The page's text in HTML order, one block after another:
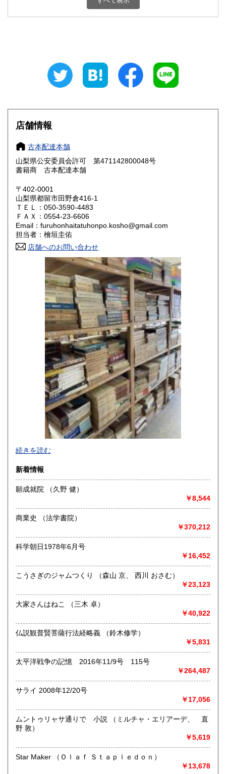
800円 三重県
大阪府
奈良県
鳥取県 800円 島根県
岡山県
山口県 800円
香川県 800円 愛媛県
高知県 800円
800円 長崎県
800円 大分県
800円 鹿児島県
1,500円
店舗情報
古本配達本舗
山梨県公安委員会許可 第471142800048号
書籍商 古本配達本舗
〒402-0001
山梨県都留市田野倉416-1
ＴＥＬ：050-3590-4483
ＦＡＸ：0554-23-6606
Email：furuhonhaitatuhonpo.kosho@gmail.com
担当者：檜垣圭佑
店舗へのお問い合わせ
-
沿線名：-
最寄駅：-
営業時間：-
定休日：-
書籍の買取について
取り扱い分野
総記、哲学宗教、歴史、社会科学、自然科学、美術工芸、国
語国文、外国文学、古典籍、近代文献、趣味、外国書、サブ
カルチャー、古書一般（その他）
続きを読む
新着情報
願成就院 （久野 健）
￥8,544
商業史 （法学書院）
￥370,212
科学朝日1978年6月号
￥16,452
こうさぎのジャムつくり （森山 京、 西川 おさむ）
￥23,123
大家さんはねこ （三木 卓）
￥40,922
仏説観普賢菩薩行法経略義 （鈴木修学）
￥5,831
太平洋戦争の記憶 2016年11/9号 115号
￥264,487
サライ 2008年12/20号
￥17,056
ムントゥリャサ通りで 小説 （ミルチャ・エリアーデ、 直
野 敦）
￥5,619
Star Maker （Ｏｌａｆ Ｓｔａｐｌｅｄｏｎ）
￥13,678